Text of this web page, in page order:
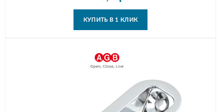
КУПИТЬ В 1 КЛИК